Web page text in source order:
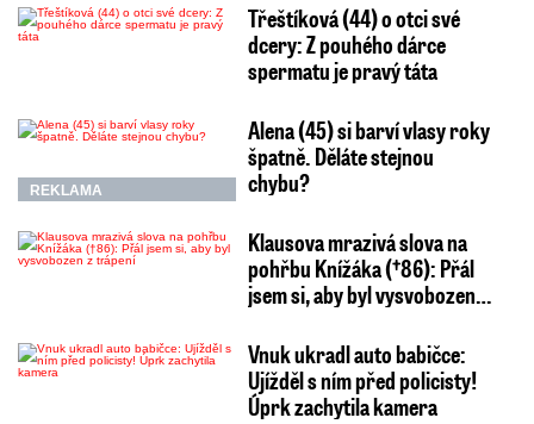
Třeštíková (44) o otci své
dcery: Z pouhého dárce
spermatu je pravý táta
REKLAMA
Alena (45) si barví vlasy roky
špatně. Děláte stejnou
chybu?
Klausova mrazivá slova na
pohřbu Knížáka (†86): Přál
jsem si, aby byl vysvobozen…
Vnuk ukradl auto babičce:
Ujížděl s ním před policisty!
Úprk zachytila kamera